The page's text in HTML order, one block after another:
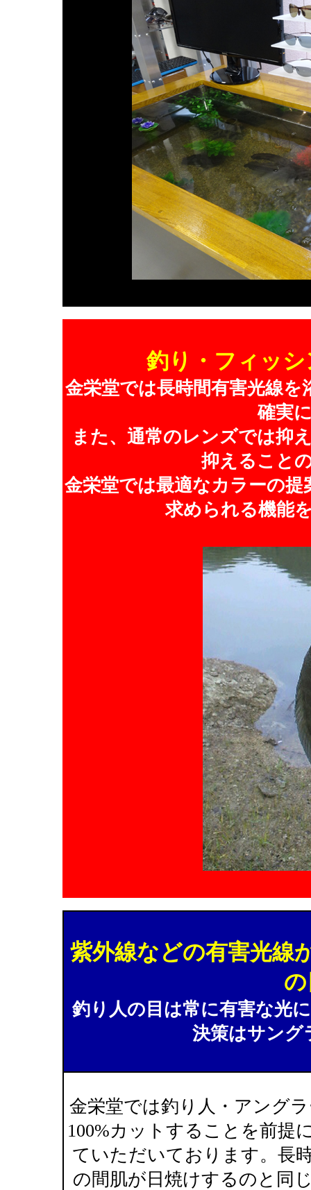
釣り・フィッ
金栄堂では長時間有害光線
確実
また、通常のレンズでは抑
抑えること
金栄堂では最適なカラーの
求められる機能
紫外線などの有害光線
釣り人の目は常に有害な光
決策はサング
金栄堂では釣り人・アング
100%カットすることを前提
ていただいております。長
の間肌が日焼けするのと同